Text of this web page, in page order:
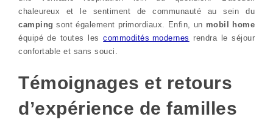
chaleureux et le sentiment de communauté au sein du
camping sont également primordiaux. Enfin, un mobil home
équipé de toutes lescommodités modernes rendra le séjour
confortable et sans souci.
Témoignages et retours
d’expérience de familles